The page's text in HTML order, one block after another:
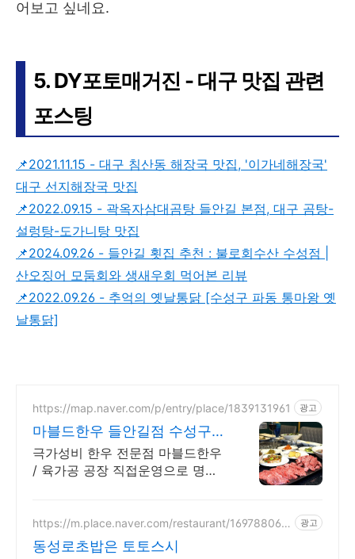
어보고 싶네요.
5. DY포토매거진 - 대구 맛집 관련
포스팅
📌2021.11.15 - 대구 침산동 해장국 맛집, '이가네해장국'
대구 선지해장국 맛집
📌2022.09.15 - 곽옥자삼대곰탕 들안길 본점, 대구 곰탕-
설렁탕-도가니탕 맛집
📌2024.09.26 - 들안길 횟집 추천 : 불로회수산 수성점 |
산오징어 모둠회와 생새우회 먹어본 리뷰
📌2022.09.26 - 추억의 옛날통닭 [수성구 파동 통마왕 옛
날통닭]
https://map.naver.com/p/entry/place/1839131961 광고
마블드한우 들안길점 수성구
한우 만삼천원 룸식당
극가성비 한우 전문점 마블드한우
/ 육가공 공장 직접운영으로 명품
게!
https://m.place.naver.com/restaurant/169788060
광고
동성로초밥은 토토스시